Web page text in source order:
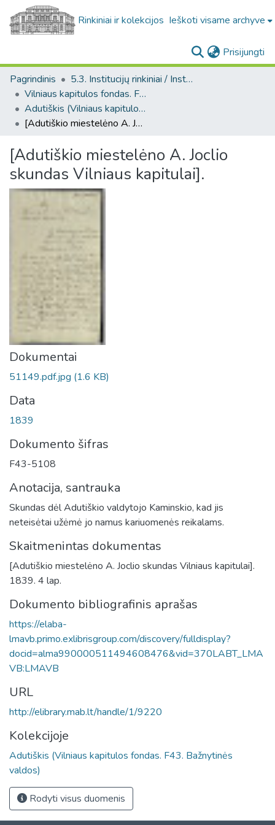
Rinkiniai ir kolekcijos Ieškoti visame archyve
Prisijungti
Pagrindinis
5.3. Institucijų rinkiniai / Institutional collections
Vilniaus kapitulos fondas. F43
Adutiškis (Vilniaus kapitulos fondas. F43. Bažnytinės valdos)
[Adutiškio miestelėno A. Joclio skundas Vilniaus kapitulai].
[Adutiškio miestelėno A. Joclio
skundas Vilniaus kapitulai].
Dokumentai
51149.pdf.jpg (1.6 KB)
Data
1839
Dokumento šifras
F43-5108
Anotacija, santrauka
Skundas dėl Adutiškio valdytojo Kaminskio, kad jis
neteisėtai užėmė jo namus kariuomenės reikalams.
Skaitmenintas dokumentas
[Adutiškio miestelėno A. Joclio skundas Vilniaus kapitulai].
1839. 4 lap.
Dokumento bibliografinis aprašas
https://elaba-
lmavb.primo.exlibrisgroup.com/discovery/fulldisplay?
docid=alma990000511494608476&vid=370LABT_LMA
VB:LMAVB
URL
http://elibrary.mab.lt/handle/1/9220
Kolekcijoje
Adutiškis (Vilniaus kapitulos fondas. F43. Bažnytinės
valdos)
Rodyti visus duomenis